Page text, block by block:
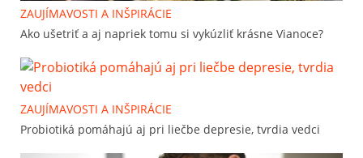
ZAUJÍMAVOSTI A INŠPIRÁCIE
Ako ušetriť a aj napriek tomu si vykúzliť krásne Vianoce?
ZAUJÍMAVOSTI A INŠPIRÁCIE
Probiotiká pomáhajú aj pri liečbe depresie, tvrdia vedci